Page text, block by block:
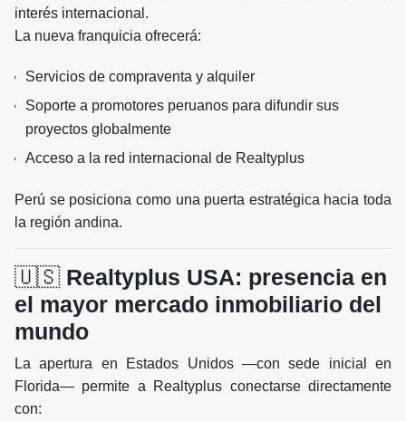
interés internacional.
La nueva franquicia ofrecerá:
Servicios de compraventa y alquiler
Soporte a promotores peruanos para difundir sus
proyectos globalmente
Acceso a la red internacional de Realtyplus
Perú se posiciona como una puerta estratégica hacia toda
la región andina.
🇺🇸 Realtyplus USA: presencia en
el mayor mercado inmobiliario del
mundo
La apertura en Estados Unidos —con sede inicial en
Florida— permite a Realtyplus conectarse directamente
con: